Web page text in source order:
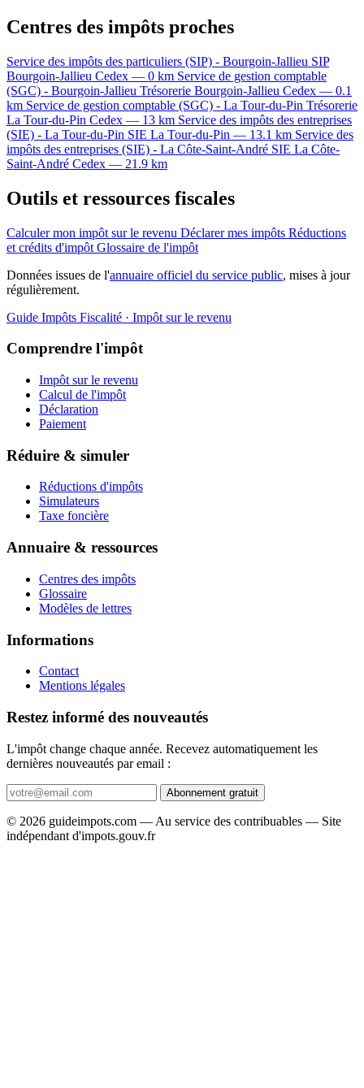
Centres des impôts proches
Service des impôts des particuliers (SIP) - Bourgoin-Jallieu SIP
Bourgoin-Jallieu Cedex — 0 km Service de gestion comptable
(SGC) - Bourgoin-Jallieu Trésorerie Bourgoin-Jallieu Cedex — 0.1
km Service de gestion comptable (SGC) - La Tour-du-Pin Trésorerie
La Tour-du-Pin Cedex — 13 km Service des impôts des entreprises
(SIE) - La Tour-du-Pin SIE La Tour-du-Pin — 13.1 km Service des
impôts des entreprises (SIE) - La Côte-Saint-André SIE La Côte-
Saint-André Cedex — 21.9 km
Outils et ressources fiscales
Calculer mon impôt sur le revenu Déclarer mes impôts Réductions
et crédits d'impôt Glossaire de l'impôt
Données issues de l'annuaire officiel du service public, mises à jour
régulièrement.
Guide Impôts Fiscalité · Impôt sur le revenu
Comprendre l'impôt
Impôt sur le revenu
Calcul de l'impôt
Déclaration
Paiement
Réduire & simuler
Réductions d'impôts
Simulateurs
Taxe foncière
Annuaire & ressources
Centres des impôts
Glossaire
Modèles de lettres
Informations
Contact
Mentions légales
Restez informé des nouveautés
L'impôt change chaque année. Recevez automatiquement les
dernières nouveautés par email :
Abonnement gratuit
© 2026 guideimpots.com — Au service des contribuables — Site
indépendant d'impots.gouv.fr